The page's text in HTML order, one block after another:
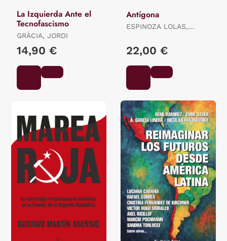
La Izquierda Ante el
Tecnofascismo
GRÀCIA, JORDI
14,90 €
Antígona
ESPINOZA LOLAS,
22,00 €